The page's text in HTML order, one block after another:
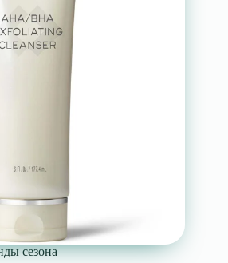
сезона